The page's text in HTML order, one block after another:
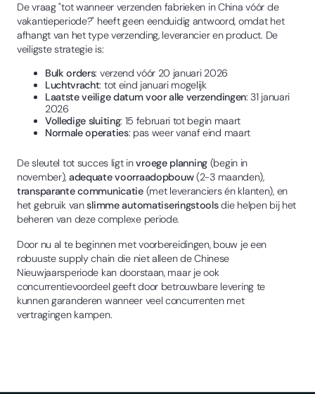
De vraag "tot wanneer verzenden fabrieken in China vóór de
vakantieperiode?" heeft geen eenduidig antwoord, omdat het
afhangt van het type verzending, leverancier en product. De
veiligste strategie is:
Bulk orders: verzend vóór 20 januari 2026
Luchtvracht: tot eind januari mogelijk
Laatste veilige datum voor alle verzendingen: 31 januari
2026
Volledige sluiting: 15 februari tot begin maart
Normale operaties: pas weer vanaf eind maart
De sleutel tot succes ligt invroege planning (begin in
november), adequate voorraadopbouw(2-3 maanden),
transparante communicatie(met leveranciers én klanten), en
het gebruik vanslimme automatiseringstoolsdie helpen bij het
beheren van deze complexe periode.
Door nu al te beginnen met voorbereidingen, bouw je een
robuuste supply chain die niet alleen de Chinese
Nieuwjaarsperiode kan doorstaan, maar je ook
concurrentievoordeel geeft door betrouwbare levering te
kunnen garanderen wanneer veel concurrenten met
vertragingen kampen.